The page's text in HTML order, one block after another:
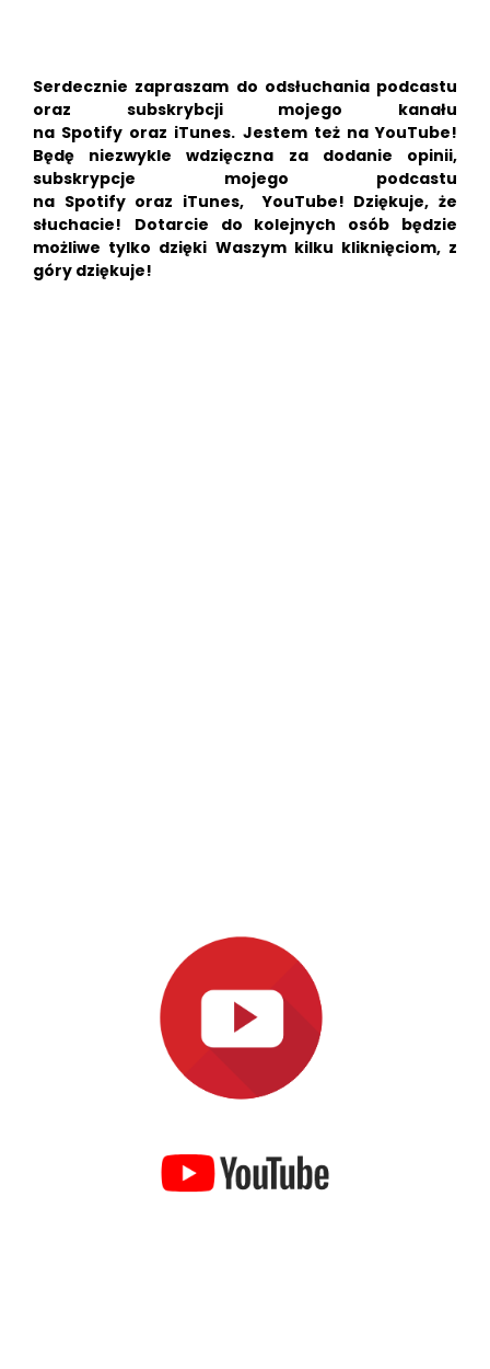
Serdecznie zapraszam do odsłuchania podcastu
oraz subskrybcji mojego kanału
na Spotify oraz iTunes. Jestem też naYouTube!
Będę niezwykle wdzięczna za dodanie opinii,
subskrypcje mojego podcastu
na Spotifyoraz iTunes,YouTube! Dziękuje, że
słuchacie!
Dotarcie do kolejnych osób będzie
możliwe tylko dzięki Waszym kilku kliknięciom, z
góry dziękuje!